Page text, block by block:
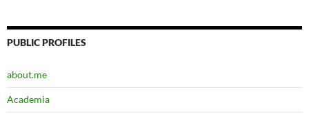
PUBLIC PROFILES
about.me
Academia